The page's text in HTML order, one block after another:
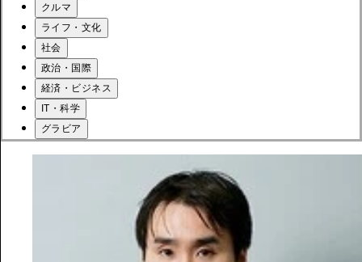
クルマ
ライフ・文化
社会
政治・国際
経済・ビジネス
IT・科学
グラビア